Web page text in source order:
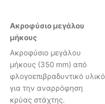
Ακροφύσιο μεγάλου
μήκους
Ακροφύσιο μεγάλου
μήκους (350 mm) από
φλογοεπιβραδυντικό υλικό
για την αναρρόφηση
κρύας στάχτης.